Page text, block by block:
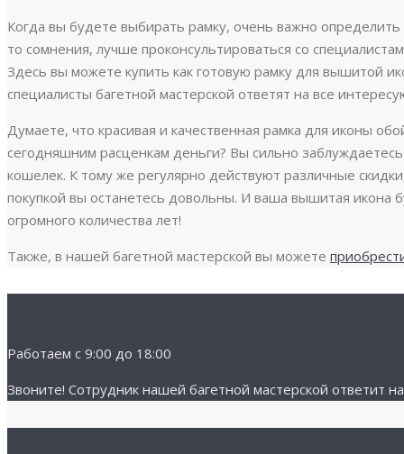
Когда вы будете выбирать рамку, очень важно
то сомнения, лучше проконсультироваться со
Здесь вы можете купить как готовую рамку для вышитой
специалисты багетной мастерской ответят на все
Думаете, что красивая и качественная рамка для иконы
сегодняшним расценкам деньги? Вы сильно
кошелек. К тому же регулярно действуют различные
покупкой вы останетесь довольны. И ваша вышитая икона
огромного количества лет!
Также, в нашей багетной мастерской вы можете
Работаем с 9:00 до 18:00
Звоните! Cотрудник нашей багетной мастерской ответит